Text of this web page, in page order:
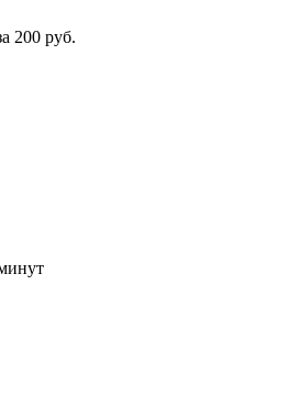
200 руб.